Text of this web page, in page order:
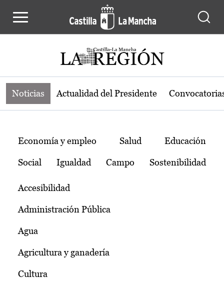
Noticias de la región de Castilla-La
Noticias Actualidad del Presidente
Temas
Economía y empleo Salud Educación
Social Igualdad Campo Sostenibilidad
Accesibilidad
Administración Pública
Agua
Agricultura y ganadería
Cultura